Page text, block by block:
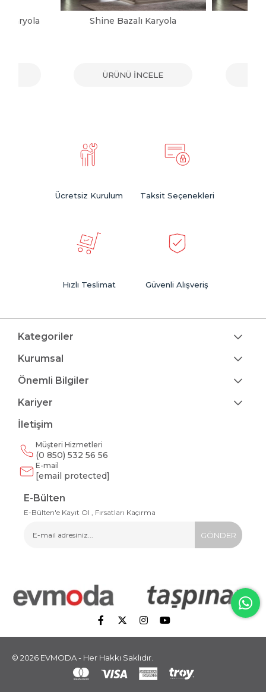
Karyola Shine Bazalı Karyola
ÜRÜNÜ İNCELE
Ücretsiz Kurulum Taksit Seçenekleri
Hızlı Teslimat Güvenli Alışveriş
Kategoriler
Kurumsal
Önemli Bilgiler
Kariyer
İletişim
Müşteri Hizmetleri
(0 850) 532 56 56
E-mail
[email protected]
E-Bülten
E-Bülten'e Kayıt Ol , Fırsatları Kaçırma
GÖNDER
© 2026 EVMODA - Her Hakkı Saklıdır.